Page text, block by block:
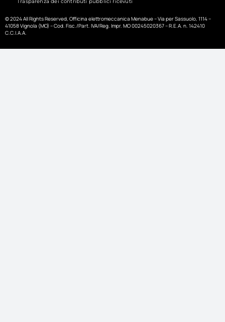
Trasparenza dei contributi pubblici ricevuti
© 2024 All Rights Reserved, Officina elettromeccanica Menabue – Via per Sassuolo, 1114 –
41058 Vignola (MO) – Cod. Fisc./Part. IVA/Reg. Impr. MO 00245020367 – R.E.A. n. 142410
C.C.I.A.A.